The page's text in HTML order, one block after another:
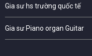
Gia sư hs trường quốc tế
Gia sư Piano organ Guitar